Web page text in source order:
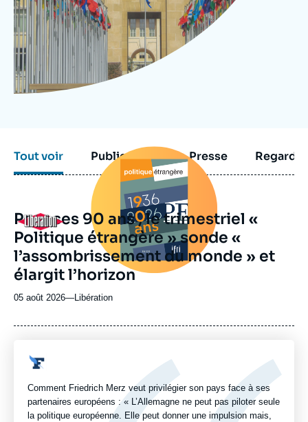
Tout voir Publications Presse
Logo
Image
principale
médiatique
Pour ses 90 ans , le trimestriel «
Politique étrangère » sonde «
l’assombrissement du monde » et
élargit l’horizon
05 août 2026—Nom
journal,
Libération
Logo
Comment Friedrich Merz veut privilégier son pays face à ses
partenaires européens : « L’Allemagne ne peut pas piloter seule
la politique européenne. Elle peut donner une impulsion mais,